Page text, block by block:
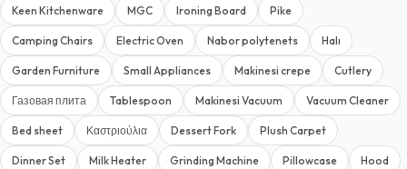
Keen Kitchenware MGC Ironing Board Pike
Camping Chairs Electric Oven Nabor polytenets Halı
Garden Furniture Small Appliances Makinesi crepe Cutlery
Газовая плита Tablespoon Makinesi Vacuum Vacuum Cleaner
Bed sheet Καστριούλια Dessert Fork Plush Carpet
Dinner Set Milk Heater Grinding Machine Pillowcase Hood